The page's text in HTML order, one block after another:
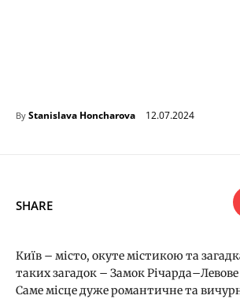
By Stanislava Honcharova 12.07.2024
SHARE
Київ – місто, окуте містикою та
таких загадок – Замок Річарда–Левове
Саме місце дуже романтичне та